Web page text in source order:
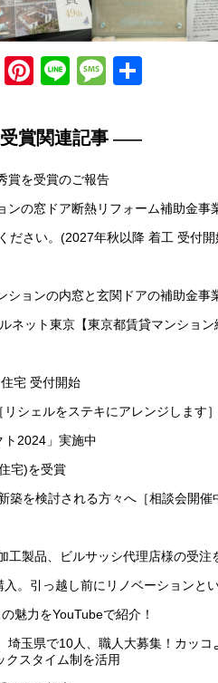
TwitterPinterest
Line
賞関連記事
賞を受賞のご報告
ンの窓ドア断熱リフォーム補助金事
ださい。(2027年秋以降 着工 受付開
ョンの内窓と玄関ドアの補助金事
ネット東京【東京都賃貸マンション
宅 受付開始
シェルをステキにアレンジします
ト2024」実施中
宅)を受賞
築を検討される方々へ［相談会開催
工製品、ビルサッシ代理店様の受注
。引っ越し前にリノベーションと
魅力をYouTubeで紹介！
埼玉県で10人、職人大募集！カッ
クスタイム制を活用